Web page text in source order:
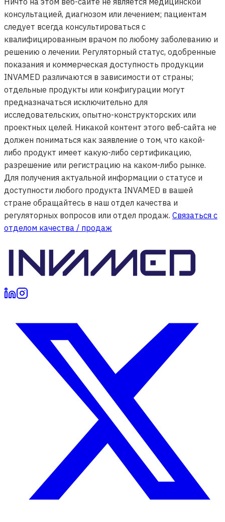
консультацией, диагнозом или лечением; пациентам
следует всегда консультироваться с
квалифицированным врачом по любому заболеванию и
решению о лечении. Регуляторный статус, одобренные
показания и коммерческая доступность продукции
INVAMED различаются в зависимости от страны;
отдельные продукты или конфигурации могут
предназначаться исключительно для
исследовательских, опытно-конструкторских или
проектных целей. Никакой контент этого веб-сайта не
должен пониматься как заявление о том, что какой-
либо продукт имеет какую-либо сертификацию,
разрешение или регистрацию на каком-либо рынке.
Для получения актуальной информации о статусе и
доступности любого продукта INVAMED в вашей
стране обращайтесь в наш отдел качества и
регуляторных вопросов или отдел продаж. Связаться с
отделом качества / продаж